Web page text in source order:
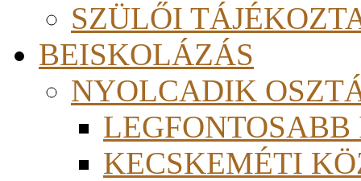
SZÜLŐI
BEISKOLÁZÁS
NYOLCADIK
KECSKEMÉTI